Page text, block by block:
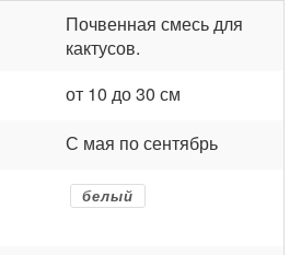
Почвенная смесь для
кактусов.
от 10 до 30 см
С мая по сентябрь
белый